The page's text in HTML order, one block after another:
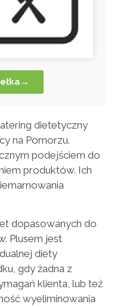
dietetyczny
na Pomorzu.
podejściem do
produktów. Ich
dopasowanych do
Plusem jest
diety
gdy żadna z
klienta, lub też
wyeliminowania